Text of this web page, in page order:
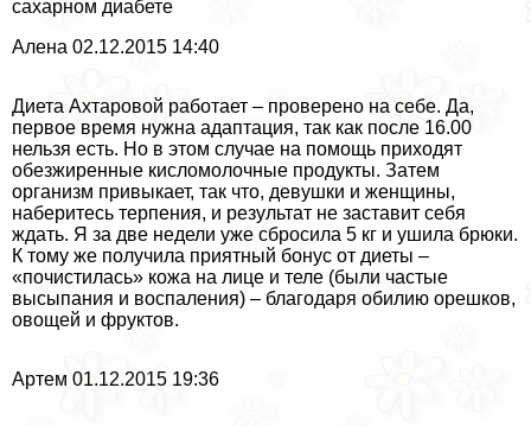
сахарном диабете
Алена 02.12.2015 14:40
Диета Ахтаровой работает – проверено на себе. Да,
первое время нужна адаптация, так как после 16.00
нельзя есть. Но в этом случае на помощь приходят
обезжиренные кисломолочные продукты. Затем
организм привыкает, так что, дeвyшки и женщины,
наберитесь терпения, и результат не заставит себя
ждать. Я за две недели уже сбросила 5 кг и ушила брюки.
К тому же получила приятный бонус от диеты –
«почистилась» кожа на лице и теле (были частые
высыпания и воспаления) – благодаря обилию орешков,
овощей и фруктов.
Артем 01.12.2015 19:36